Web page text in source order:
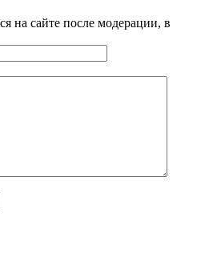
на сайте после модерации, в